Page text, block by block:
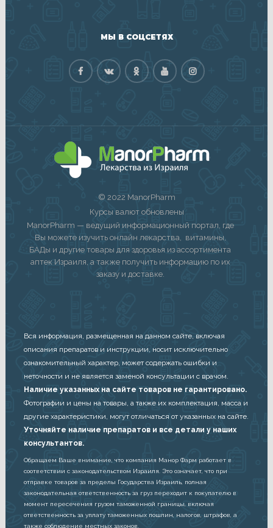
МЫ В СОЦСЕТЯХ
© 2022 ManorPharm
Курсы валют обновлены
ManorPharm — ведущий информационный портал, где
Вы можете изучить онлайн лекарства, витамины,
БАДы и другие товары для здоровья из ассортимента
аптек Израиля, а также получить информацию по их
заказу и доставке.
Вся информация, размещенная на данном сайте, включая
описания препаратов и инструкции, носит исключительно
ознакомительный характер, может содержать ошибки и
неточности и не является заменой консультации с врачом.
Наличие указанных на сайте товаров не гарантировано.
Фотографии и цены на товары, а также их комплектация, масса и
другие характеристики, могут отличаться от указанных на сайте.
Уточняйте наличие препаратов и все детали у наших
консультантов.
Обращаем Ваше внимание, что компания Манор Фарм работает в
соответствии с законодательством Израиля. Это означает, что при
отправке товаров за пределы Государства Израиль, полная
законодательная ответственность за груз переходит к покупателю в
момент пересечения грузом таможенной границы, включая
ответственность за уплату таможенных пошлин, налогов, штрафов, а
также соблюдение местных законов.